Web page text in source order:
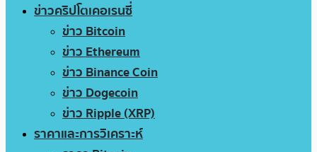
ข่าวคริปโตเคอเรนซี่
ข่าว Bitcoin
ข่าว Ethereum
ข่าว Binance Coin
ข่าว Dogecoin
ข่าว Ripple (XRP)
ราคาและการวิเคราะห์